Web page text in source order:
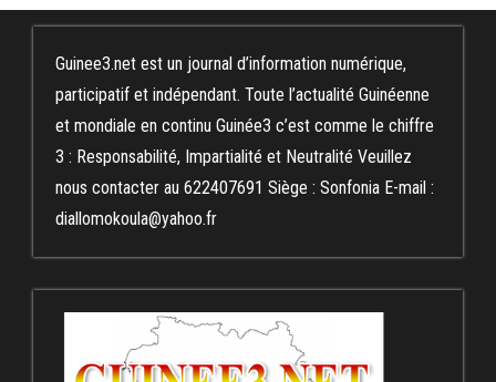
Guinee3.net est un journal d’information numérique,
participatif et indépendant. Toute l’actualité Guinéenne
et mondiale en continu Guinée3 c’est comme le chiffre
3 : Responsabilité, Impartialité et Neutralité Veuillez
nous contacter au 622407691 Siège : Sonfonia E-mail :
diallomokoula@yahoo.fr